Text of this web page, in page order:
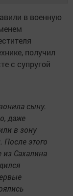
в военную
получил
с супругой
сыну.
даже
в зону
После этого
из Сахалина